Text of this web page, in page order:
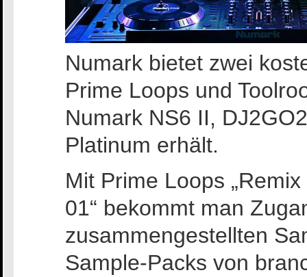
Numark bietet zwei
Prime Loops und
Numark NS6 II,
Platinum erhält.
Mit Prime Loops „Remix
01“ bekommt man
zusammengestellten
Sample-Packs von